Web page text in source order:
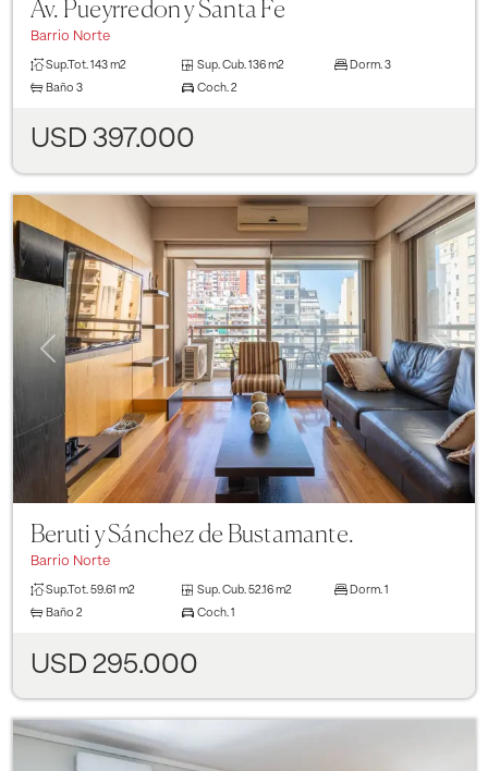
Av. Pueyrredon y Santa Fe
Barrio Norte
Sup.Tot. 143 m2 Sup. Cub. 136 m2 Dorm. 3
Baño 3 Coch. 2
USD 397.000
Previous Next
Beruti y Sánchez de Bustamante.
Barrio Norte
Sup.Tot. 59.61 m2 Sup. Cub. 52.16 m2 Dorm. 1
Baño 2 Coch. 1
USD 295.000